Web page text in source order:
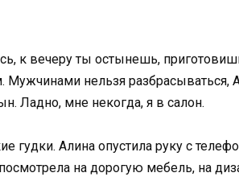
к вечеру ты остынешь,
нельзя разбрасываться,
Ладно, мне некогда, я в салон.
гудки. Алина опустила руку с
на дорогую мебель, на